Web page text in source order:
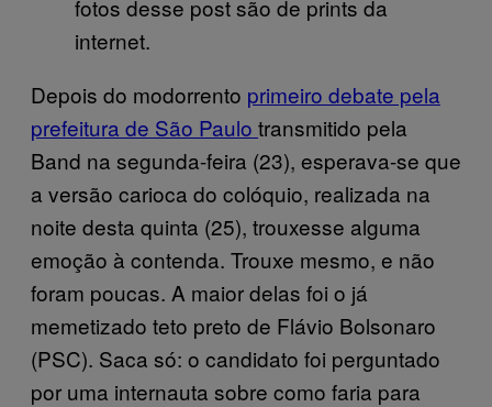
fotos desse post são de prints da
internet.
Depois do modorrento primeiro debate pela
prefeitura de São Paulo transmitido pela
Band na segunda-feira (23), esperava-se que
a versão carioca do colóquio, realizada na
noite desta quinta (25), trouxesse alguma
emoção à contenda. Trouxe mesmo, e não
foram poucas. A maior delas foi o já
memetizado teto preto de Flávio Bolsonaro
(PSC). Saca só: o candidato foi perguntado
por uma internauta sobre como faria para